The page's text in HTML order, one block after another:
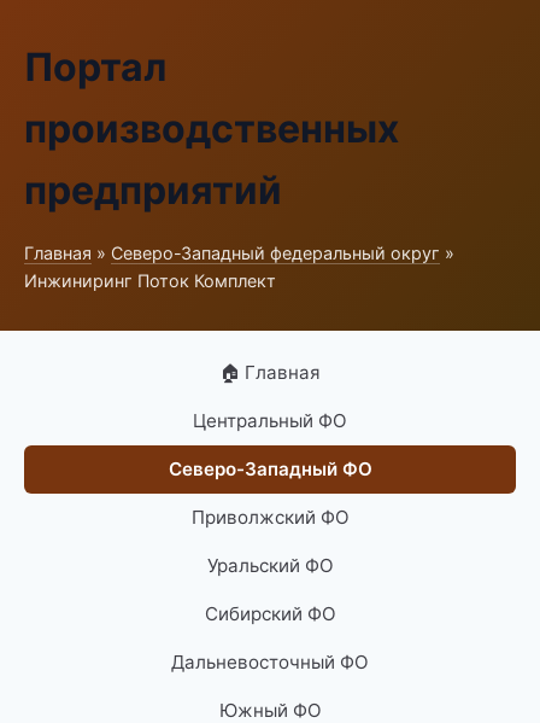
Портал
производственных
предприятий
Главная » Северо-Западный федеральный округ »
Инжиниринг Поток Комплект
🏠 Главная
Центральный ФО
Северо-Западный ФО
Приволжский ФО
Уральский ФО
Сибирский ФО
Дальневосточный ФО
Южный ФО